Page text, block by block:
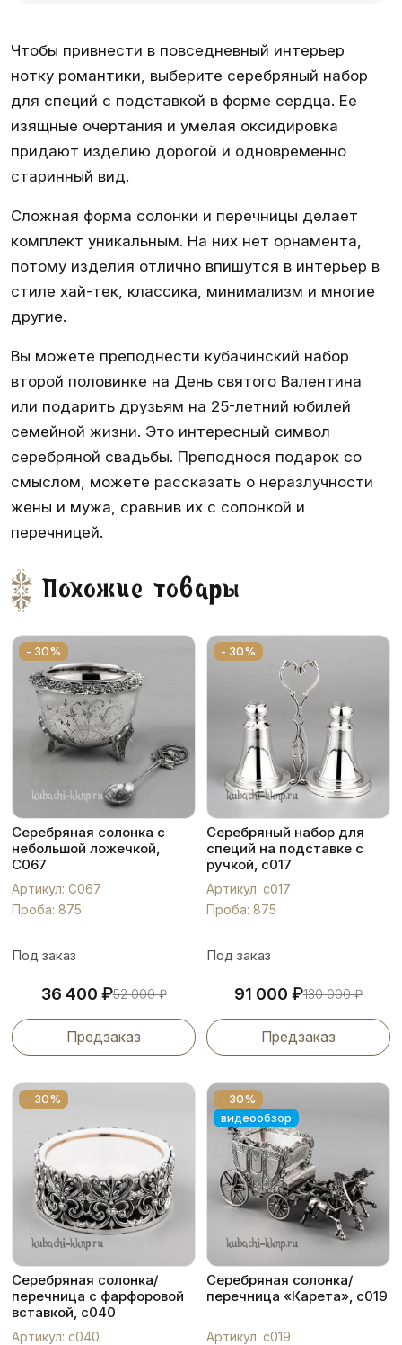
Чтобы привнести в повседневный интерьер
нотку романтики, выберите серебряный набор
для специй с подставкой в форме сердца. Ее
изящные очертания и умелая оксидировка
придают изделию дорогой и одновременно
старинный вид.
Сложная форма солонки и перечницы делает
комплект уникальным. На них нет орнамента,
потому изделия отлично впишутся в интерьер в
стиле хай-тек, классика, минимализм и многие
другие.
Вы можете преподнести кубачинский набор
второй половинке на День святого Валентина
или подарить друзьям на 25-летний юбилей
семейной жизни. Это интересный символ
серебряной свадьбы. Преподнося подарок со
смыслом, можете рассказать о неразлучности
жены и мужа, сравнив их с солонкой и
перечницей.
Похожие товары
- 30%
Серебряная солонка с
небольшой ложечкой,
С067
Артикул: С067
Проба: 875
Под заказ
36 400 ₽52 000₽
Предзаказ
- 30%
Серебряный набор для
специй на подставке с
ручкой, с017
Артикул: с017
Проба: 875
Под заказ
91 000 ₽130 000₽
Предзаказ
- 30%
Серебряная солонка/
перечница с фарфоровой
вставкой, с040
Артикул: с040
- 30%
видеообзор
Серебряная солонка/
перечница «Карета», с019
Артикул: с019